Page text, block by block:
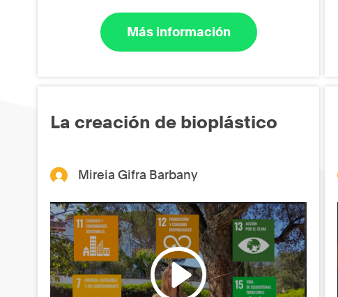
Más información
La creación de bioplástico
Mireia Gifra Barbany